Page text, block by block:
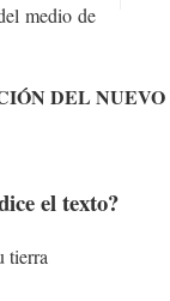
medio de
DEL
el texto?
tierra